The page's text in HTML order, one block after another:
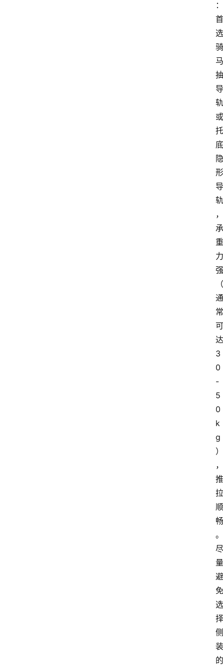
：
首
选
骑
马
抽
导
轨
或
托
底
隐
形
导
轨
，
承
重
力
强
（
通
常
可
达
3
0
-
5
0
k
g
）
，
推
拉
顺
畅
。
尽
量
避
免
选
择
侧
装
的